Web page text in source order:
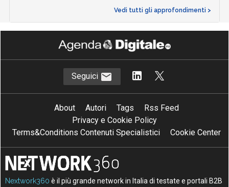
Vedi tutti gli approfondimenti >
Seguici
About Autori Tags
Rss Feed
Privacy e Cookie Policy
Terms&Conditions Contenuti Specialistici
Cookie Center
Nextwork360 è il più grande network in Italia di testate e portali B2B